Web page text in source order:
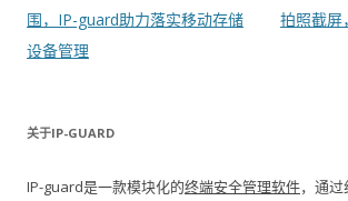
围，IP-guard助力落实移动存储
设备管理
拍照截屏
关于IP-GUARD
IP-guard是一款模块化的终端安全管理软件，通过